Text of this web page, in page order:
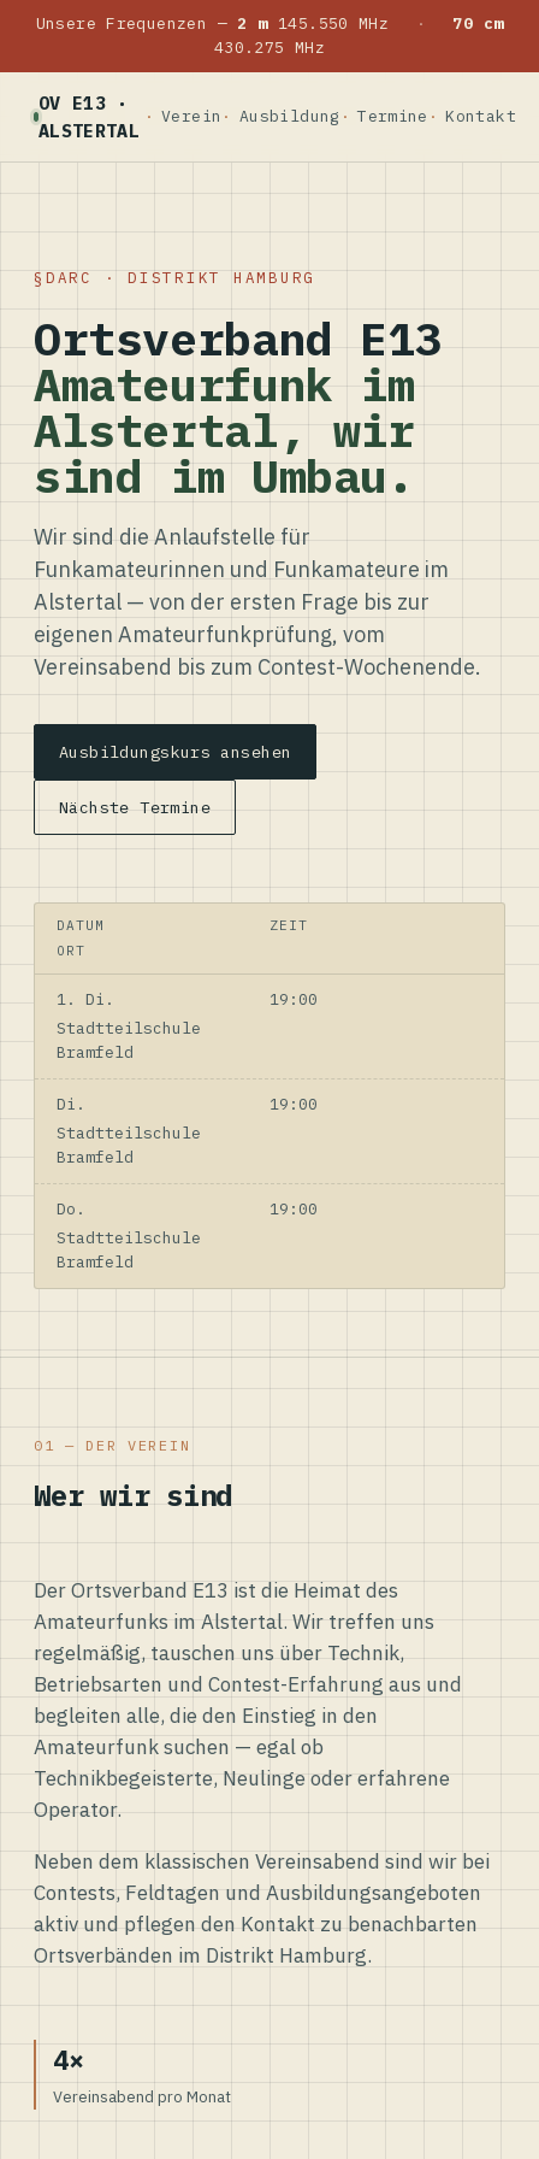
Unsere Frequenzen — 2 m145.550 MHz ·
70 cm
430.275 MHz
OV E13 ·
ALSTERTAL
Verein Ausbildung Termine Kontakt
DARC · DISTRIKT HAMBURG
Ortsverband E13
Amateurfunk im
Alstertal, wir
sind im Umbau.
Wir sind die Anlaufstelle für
Funkamateurinnen und Funkamateure im
Alstertal — von der ersten Frage bis zur
eigenen Amateurfunkprüfung, vom
Vereinsabend bis zum Contest-Wochenende.
Ausbildungskurs ansehen
Nächste Termine
DATUM
ZEIT
ORT
1. Di.
19:00
Stadtteilschule
Bramfeld
Di.
19:00
Stadtteilschule
Bramfeld
Do.
19:00
Stadtteilschule
Bramfeld
01 — DER VEREIN
Wer wir sind
Der Ortsverband E13 ist die Heimat des
Amateurfunks im Alstertal. Wir treffen uns
regelmäßig, tauschen uns über Technik,
Betriebsarten und Contest-Erfahrung aus und
begleiten alle, die den Einstieg in den
Amateurfunk suchen — egal ob
Technikbegeisterte, Neulinge oder erfahrene
Operator.
Neben dem klassischen Vereinsabend sind wir bei
Contests, Feldtagen und Ausbildungsangeboten
aktiv und pflegen den Kontakt zu benachbarten
Ortsverbänden im Distrikt Hamburg.
4×
Vereinsabend pro Monat